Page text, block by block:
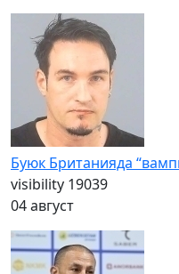
Буюк Британияда
visibility 19039
04 август